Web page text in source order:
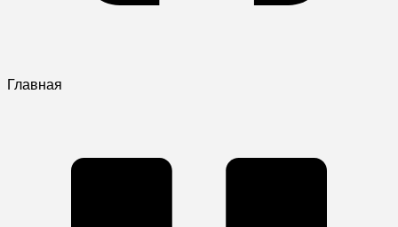
Главная